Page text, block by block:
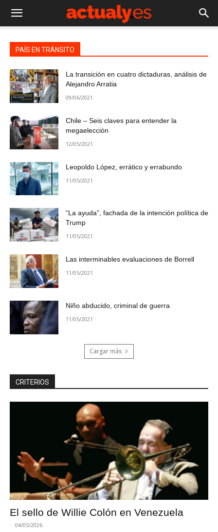
PAÍS EN TRÁNSITO
La transición en cuatro dictaduras, análisis de
Alejandro Arratia
09/06/2021
Chile – Seis claves para entender la
megaelección
12/05/2021
Leopoldo López, errático y errabundo
11/05/2021
“La ayuda”, fachada de la intención política de
Trump
11/05/2021
Las interminables evaluaciones de Borrell
11/05/2021
Niño abducido, criminal de guerra
11/05/2021
Cargar más
CRITERIOS
El sello de Willie Colón en Venezuela
- 04/05/2026